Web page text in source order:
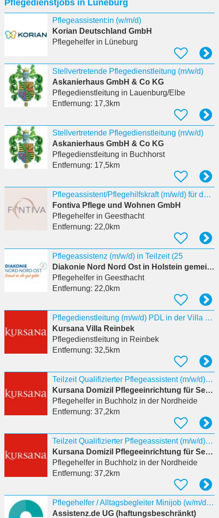
eingeben
Pflegedienstjobs in Lüneburg
Pflegeassistent:in (w/m/d)
Korian Deutschland GmbH
Pflegehelferin Lüneburg
Stellvertretende Pflegedienstleitung (m/w/d)
Askanierhaus GmbH & Co KG
Pflegedienstleitung in Lauenburg/Elbe
Entfernung: 17,3km
Stellvertretende Pflegedienstleitung (m/w/d)
Askanierhaus GmbH & Co KG
Pflegedienstleitung in Buchhorst
Entfernung: 17,5km
Pflegeassistent/Pflegehilfskraft (m/w/d) für das FONTIVA Haus Elbe Residenz in Geesthacht
Fontiva Pflege und Wohnen GmbH
Pflegehelferin Geesthacht
Entfernung: 22,0km
Pflegeassistenz (m/w/d) in Teilzeit (25
Diakonie Nord Nord Ost in Holstein gemeinnützige GmbH
Pflegehelferin Geesthacht
Entfernung: 22,0km
Pflegedienstleitung (m/w/d) PDL in der Villa Reinbek
Kursana Villa Reinbek
Pflegedienstleitung in Reinbek
Entfernung: 32,5km
Teilzeit Qualifizierter Pflegeassistent (m/w/d) mit mind. einjähriger Ausbildung im Pflegeheim
Kursana Domizil Pflegeeinrichtung für Senioren
Pflegehelferin Buchholz in der Nordheide
Entfernung: 37,2km
Teilzeit Qualifizierter Pflegeassistent (m/w/d) mit mind. einjähriger Ausbildung im Pflegeheim
Kursana Domizil Pflegeeinrichtung für Senioren
Pflegehelferin Buchholz in der Nordheide
Entfernung: 37,2km
Pflegehelfer / Alltagsbegleiter Minijob (w/m/d) 22303 Hamburg
Assistenz.de UG (haftungsbeschränkt)